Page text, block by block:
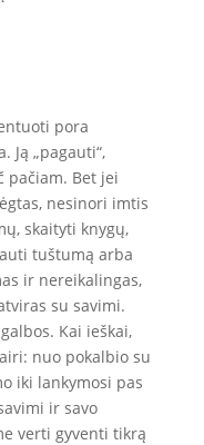
pora
Ją „pagauti“,
pačiam. Bet jei
nesinori imtis
skaityti knygų,
tuštumą arba
ir nereikalingas,
su savimi.
Kai ieškai,
nuo pokalbio su
iki lankymosi pas
ir savo
verti gyventi tikrą